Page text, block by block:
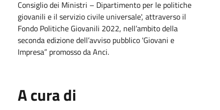
Consiglio dei Ministri – Dipartimento per le politiche
giovanili e il servizio civile universale', attraverso il
Fondo Politiche Giovanili 2022, nell’ambito della
seconda edizione dell’avviso pubblico 'Giovani e
Impresa” promosso da Anci.
A cura di